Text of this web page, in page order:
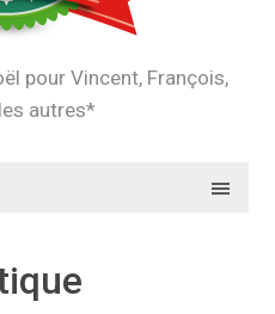
pour Vincent, François,
autres*